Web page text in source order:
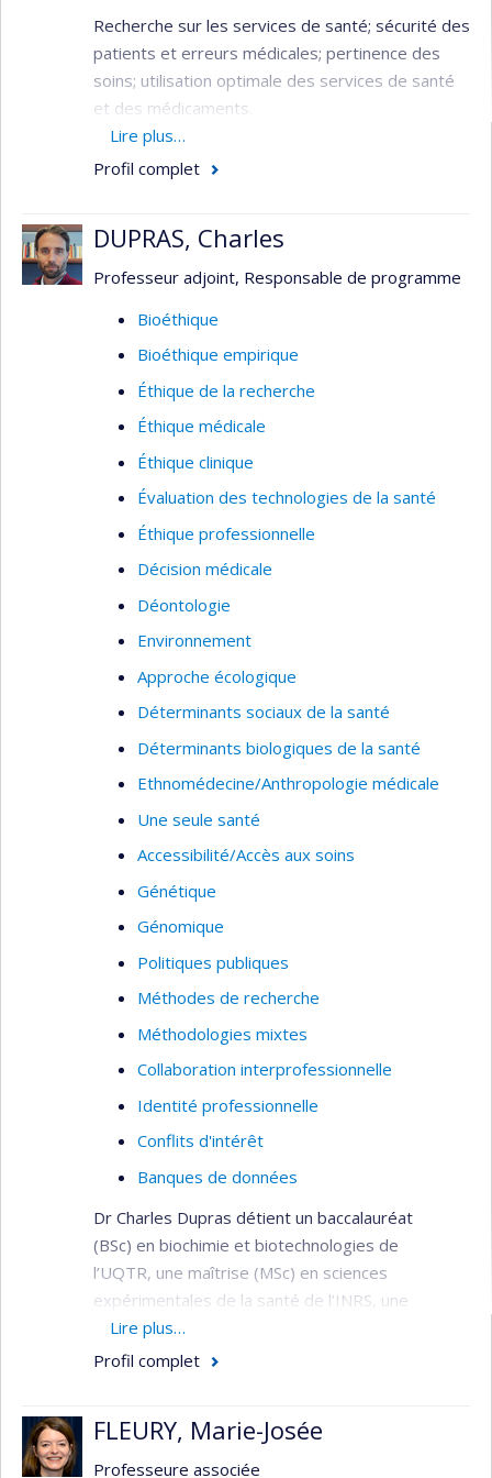
Recherche sur les services de santé; sécurité des
patients et erreurs médicales; pertinence des
soins; utilisation optimale des services de santé
et des médicaments.
Domaine : Planification / Évaluation - Santé
publique / communautaire - Services de
Méthodologie : Évaluative - Recherche sur
les services de santé
Lire plus…
Profil complet
DUPRAS, Charles
Professeur adjoint, Responsable de programme
Bioéthique
Bioéthique empirique
Éthique de la recherche
Éthique médicale
Éthique clinique
Évaluation des technologies de la santé
Éthique professionnelle
Décision médicale
Déontologie
Environnement
Approche écologique
Déterminants sociaux de la santé
Déterminants biologiques de la santé
Ethnomédecine/Anthropologie médicale
Une seule santé
Accessibilité/Accès aux soins
Génétique
Génomique
Politiques publiques
Méthodes de recherche
Méthodologies mixtes
Collaboration interprofessionnelle
Identité professionnelle
Conflits d'intérêt
Banques de données
Dr Charles Dupras détient un baccalauréat
(BSc) en biochimie et biotechnologies de
l’UQTR, une maîtrise (MSc) en sciences
expérimentales de la santé de l’INRS, une
propédeutique en bioéthique et un doctorat
(PhD) en bioéthique de l’Université de Montréal. Il
puis en droit au Centre de génomique et
politiques de l’Université McGill. Il a ensuite
Lire plus…
Profil complet
FLEURY, Marie-Josée
Professeure associée